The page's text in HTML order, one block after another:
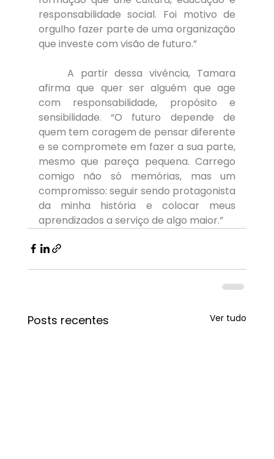
responsabilidade social. Foi motivo de
orgulho fazer parte de uma organização
que investe com visão de futuro.”
afirma que quer ser alguém que age
com responsabilidade, propósito e
sensibilidade. “O futuro depende de
quem tem coragem de pensar diferente
e se compromete em fazer a sua parte,
mesmo que pareça pequena. Carrego
comigo não só memórias, mas um
compromisso: seguir sendo protagonista
da minha história e colocar meus
aprendizados a serviço de algo maior.”
Posts recentes Ver tudo